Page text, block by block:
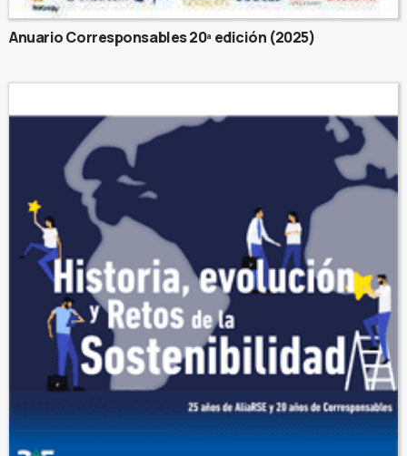
Anuario Corresponsables 20ª edición (2025)